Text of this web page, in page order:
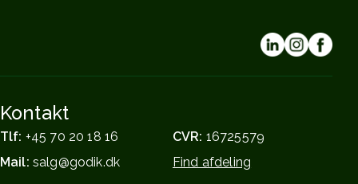
Kontakt
Tlf: +45 70 20 18 16
Mail: salg@godik.dk
CVR: 16725579
Find afdeling